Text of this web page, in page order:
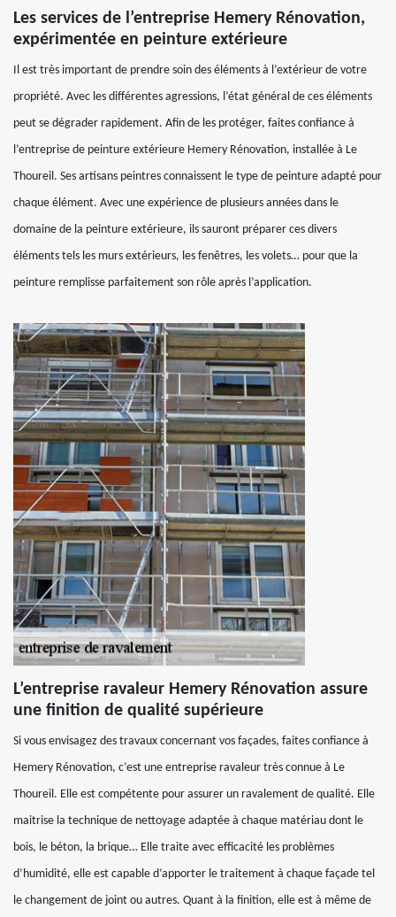
Les services de l’entreprise Hemery Rénovation,
expérimentée en peinture extérieure
Il est très important de prendre soin des éléments à l’extérieur de votre
propriété. Avec les différentes agressions, l’état général de ces éléments
peut se dégrader rapidement. Afin de les protéger, faites confiance à
l’entreprise de peinture extérieure Hemery Rénovation, installée à Le
Thoureil. Ses artisans peintres connaissent le type de peinture adapté pour
chaque élément. Avec une expérience de plusieurs années dans le
domaine de la peinture extérieure, ils sauront préparer ces divers
éléments tels les murs extérieurs, les fenêtres, les volets… pour que la
peinture remplisse parfaitement son rôle après l’application.
L’entreprise ravaleur Hemery Rénovation assure
une finition de qualité supérieure
Si vous envisagez des travaux concernant vos façades, faites confiance à
Hemery Rénovation, c’est une entreprise ravaleur très connue à Le
Thoureil. Elle est compétente pour assurer un ravalement de qualité. Elle
maitrise la technique de nettoyage adaptée à chaque matériau dont le
bois, le béton, la brique… Elle traite avec efficacité les problèmes
d’humidité, elle est capable d’apporter le traitement à chaque façade tel
le changement de joint ou autres. Quant à la finition, elle est à même de